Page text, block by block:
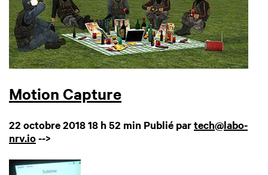
Motion Capture
22 octobre 2018 18 h 52 min Publié partech@labo-
nrv.io-->